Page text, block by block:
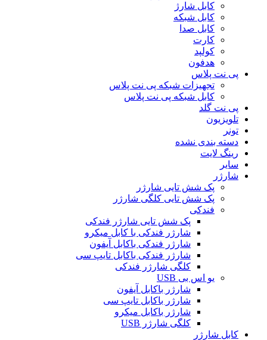
کابل شارژ
کابل شبکه
کابل صدا
کارت
کولپد
هدفون
پی نت پلاس
تجهیزات شبکه پی نت پلاس
کابل شبکه پی نت پلاس
پی نت گلد
تلویزیون
تونر
دسته بندی نشده
رینگ لایت
سایر
شارژر
پک شش تایی شارژر
پک شش تایی کلگی شارژر
فندکی
پک شش تایی شارژر فندکی
شارژر فندکی با کابل میکرو
شارژر فندکی باکابل آیفون
شارژر فندکی باکابل تایپ سی
کلگی شارژر فندکی
یو اس بی USB
شارژر باکابل آیفون
شارژر باکابل تایپ سی
شارژر باکابل میکرو
کلگی شارژر USB
کابل شارژر